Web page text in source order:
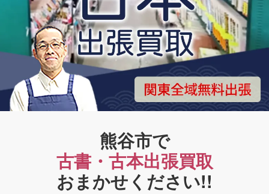
熊谷市で
古書・古本出張買取
おまかせください!!